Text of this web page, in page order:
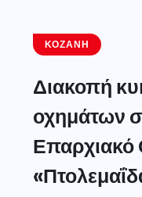
ΚΟΖΆΝΗ
Διακοπή
οχημάτων
Επαρχιακό